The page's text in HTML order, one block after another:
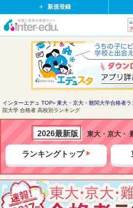
新規登録
イ
ド
ッ
ト
インターエデュ TOP 東大・京大・難関大学合格者ラ
院大学 合格者 高校別ランキング
2026最新版 東大・京大・
ランキングトップ